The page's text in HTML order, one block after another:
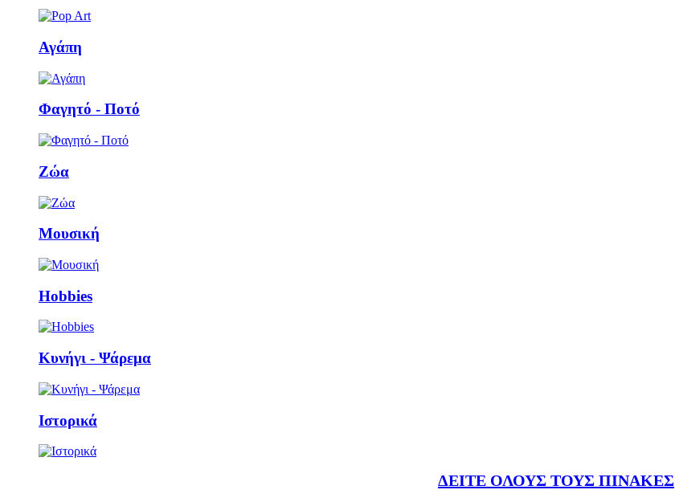
Αγάπη
Φαγητό - Ποτό
Ζώα
Μουσική
Ηobbies
Κυνήγι - Ψάρεμα
Ιστορικά
ΔΕΙΤΕ ΟΛΟΥΣ ΤΟΥΣ ΠΙΝΑΚΕΣ